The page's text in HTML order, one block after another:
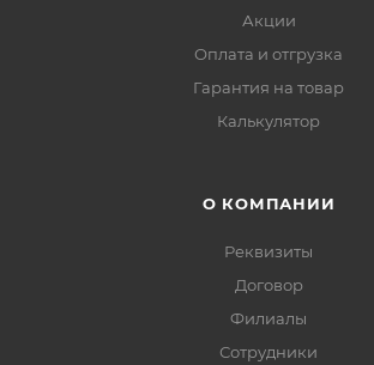
Акции
Оплата и отгрузка
Гарантия на товар
Калькулятор
О КОМПАНИИ
Реквизиты
Договор
Филиалы
Сотрудники